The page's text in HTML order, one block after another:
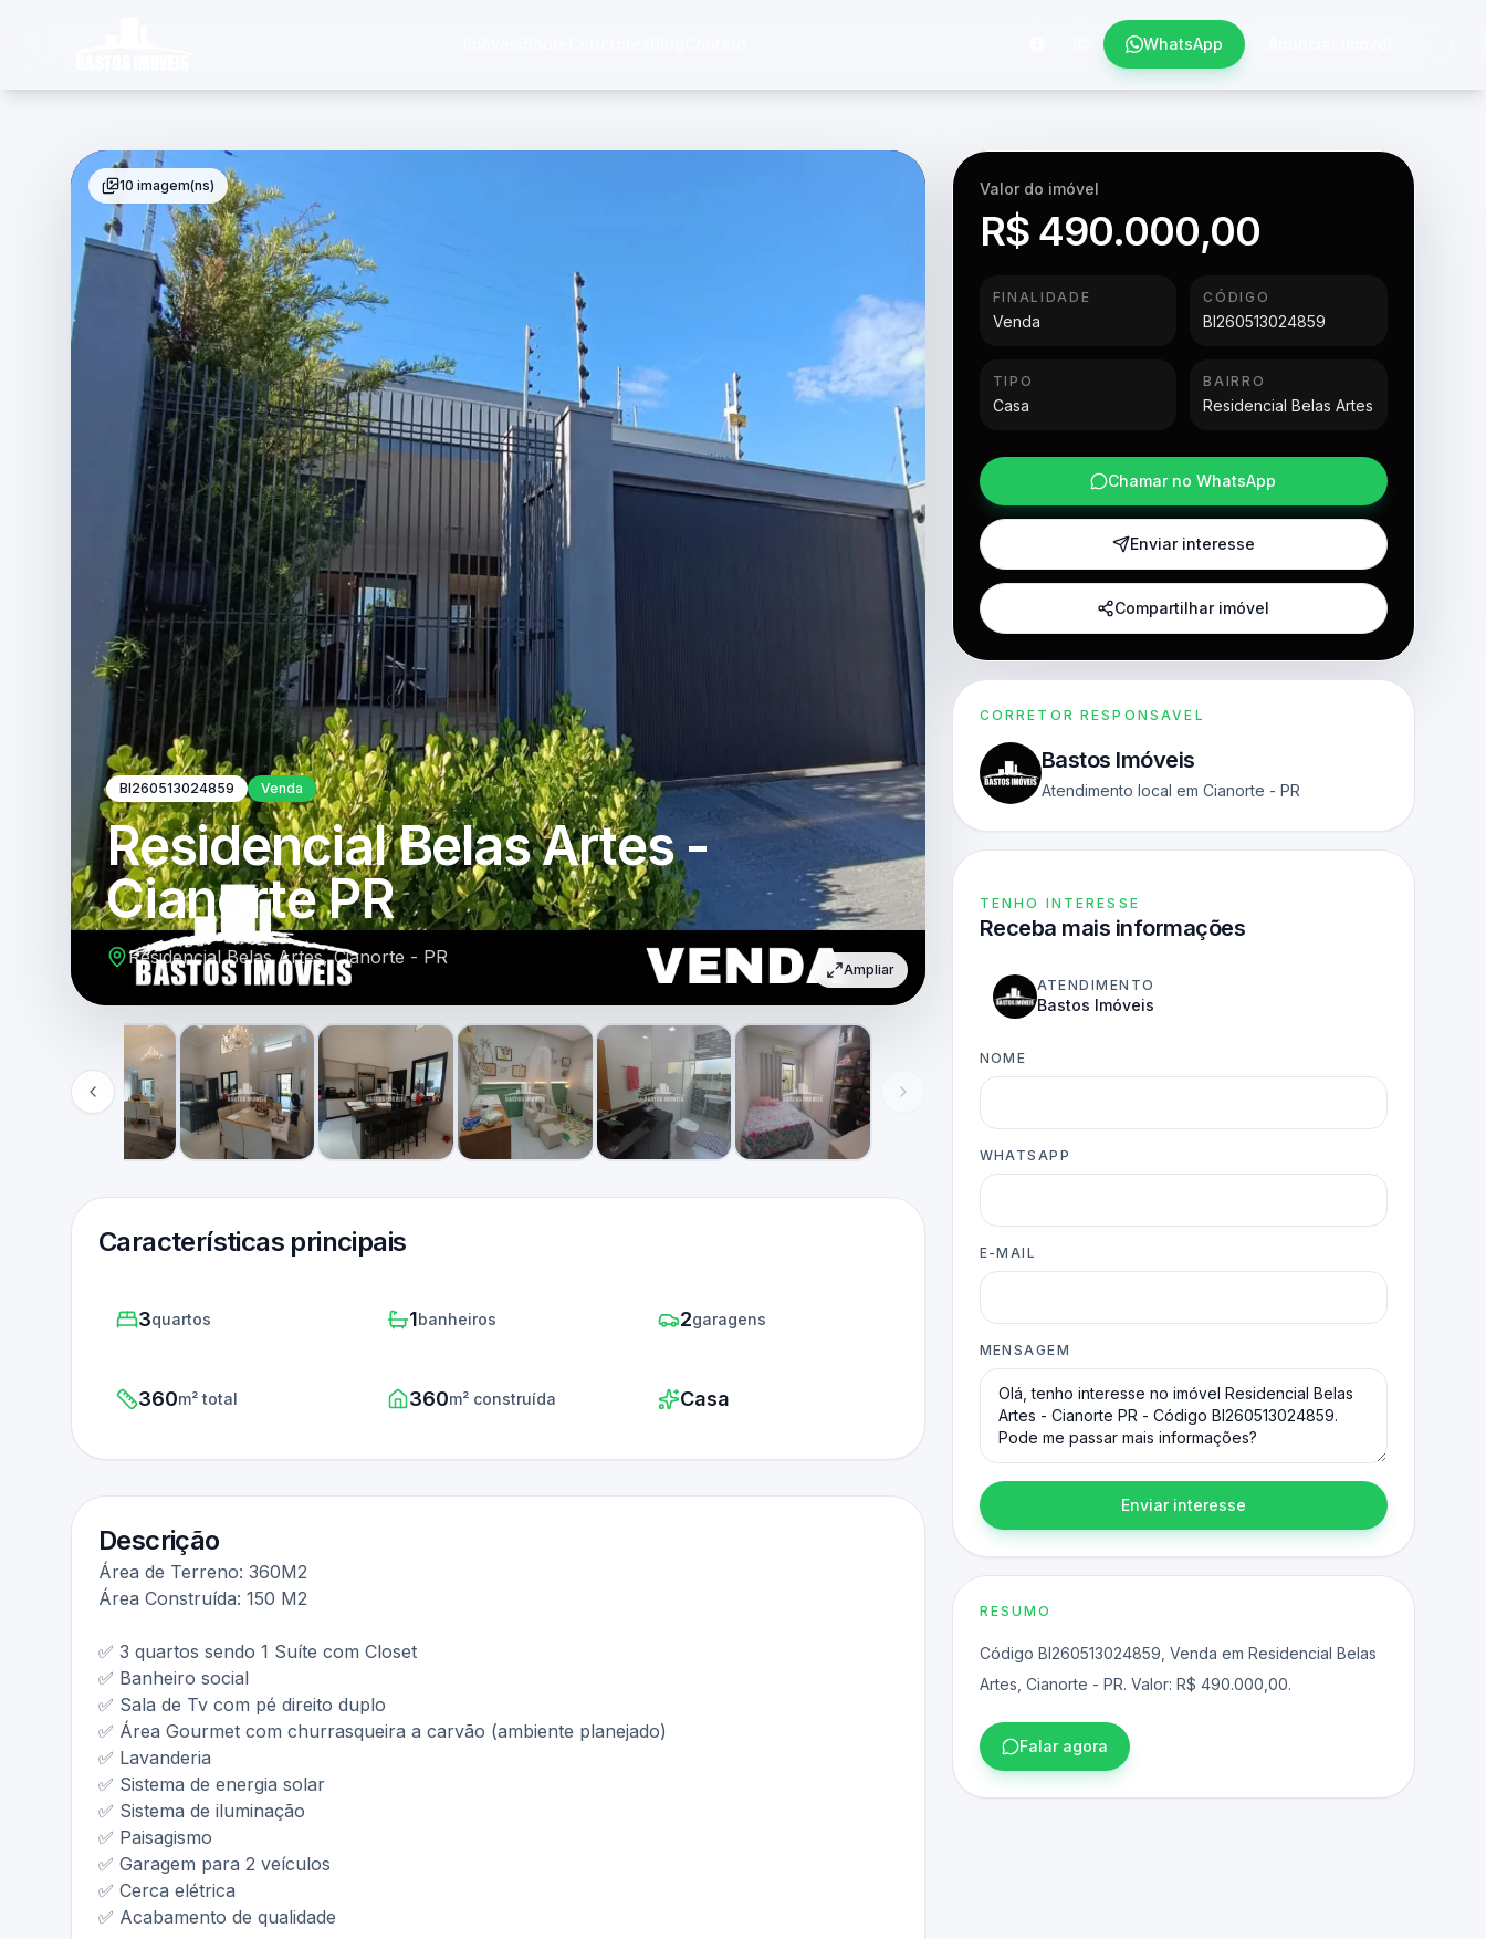
WhatsApp
BI260513024859 Venda
Residencial Belas Artes -
Cianorte PR
Residencial Belas Artes, Cianorte - PR
10 imagem(ns)
Ampliar
Características principais
3quartos 1banheiros 2garagens
360m² total 360m² construída Casa
Descrição
Área de Terreno: 360M2
Área Construída: 150 M2
✅ 3 quartos sendo 1 Suíte com Closet
✅ Banheiro social
✅ Sala de Tv com pé direito duplo
✅ Área Gourmet com churrasqueira a carvão (ambiente planejado)
✅ Lavanderia
✅ Sistema de energia solar
✅ Sistema de iluminação
✅ Paisagismo
✅ Garagem para 2 veículos
✅ Cerca elétrica
✅ Acabamento de qualidade
Valor do imóvel
R$ 490.000,00
FINALIDADE
Venda
CÓDIGO
BI260513024859
TIPO
Casa
BAIRRO
Residencial Belas Artes
Chamar no WhatsApp
Enviar interesse
Compartilhar imóvel
CORRETOR RESPONSAVEL
Bastos Imóveis
Atendimento local em Cianorte - PR
TENHO INTERESSE
Receba mais informações
ATENDIMENTO
Bastos Imóveis
NOME
WHATSAPP
E-MAIL
MENSAGEM
Enviar interesse
RESUMO
Código BI260513024859, Venda em Residencial Belas
Artes, Cianorte - PR. Valor: R$ 490.000,00.
Falar agora